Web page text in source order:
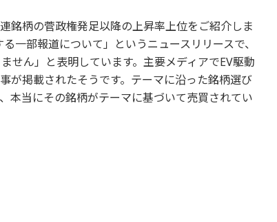
銘柄の菅政権発足以降の上昇率上位をご紹介しま
一部報道について」というニュースリリースで、
せん」と表明しています。主要メディアでEV駆動
が掲載されたそうです。テーマに沿った銘柄選び
本当にその銘柄がテーマに基づいて売買されてい